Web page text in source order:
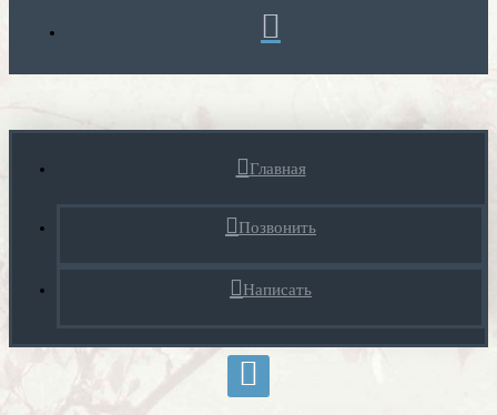
Главная
Позвонить
Написать